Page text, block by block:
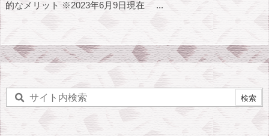
的なメリット ※2023年6月9日現在 ...